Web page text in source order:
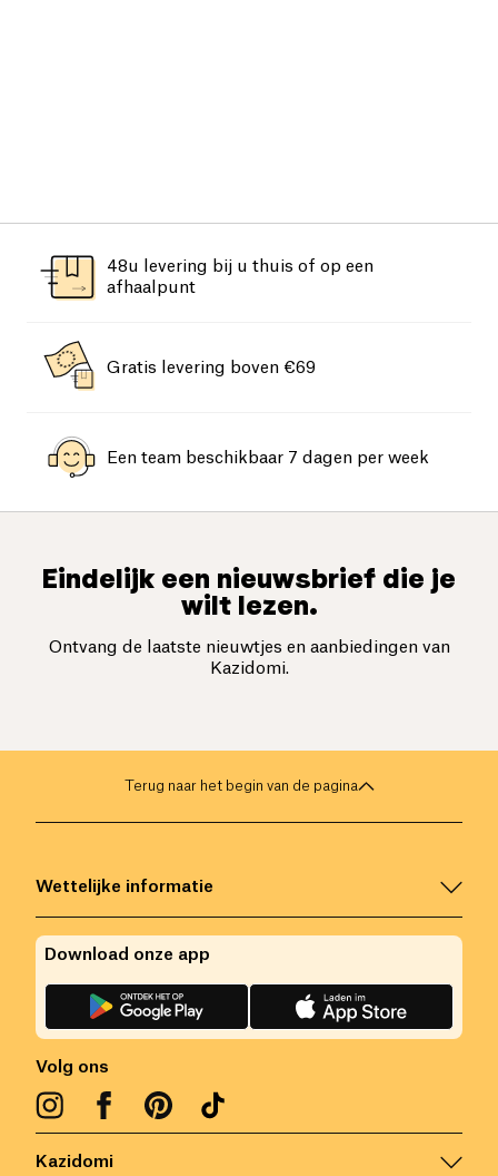
48u levering bij u thuis of op een
afhaalpunt
Gratis levering boven €69
Een team beschikbaar 7 dagen per week
Eindelijk een nieuwsbrief die je
wilt lezen.
Ontvang de laatste nieuwtjes en aanbiedingen van
Kazidomi.
Terug naar het begin van de pagina
Kazidomi
Wettelijke informatie
Volg ons
Download onze app